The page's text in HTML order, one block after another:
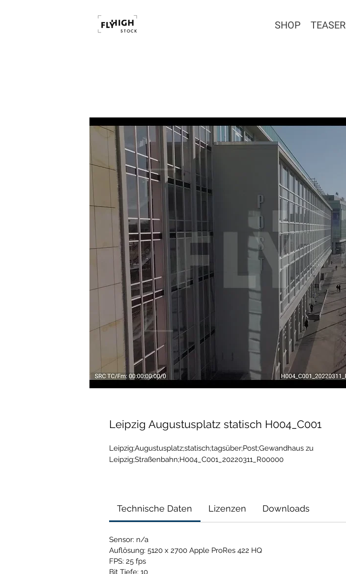
SHOP TEASER
Leipzig Augustusplatz statisch H004_C001
Leipzig;Augustusplatz;statisch;tagsüber;Post;Gewandhaus zu
Leipzig;Straßenbahn;H004_C001_20220311_R00000
Technische Daten Lizenzen Downloads
Sensor: n/a
Auflösung: 5120 x 2700 Apple ProRes 422 HQ
FPS: 25 fps
Bit Tiefe: 10